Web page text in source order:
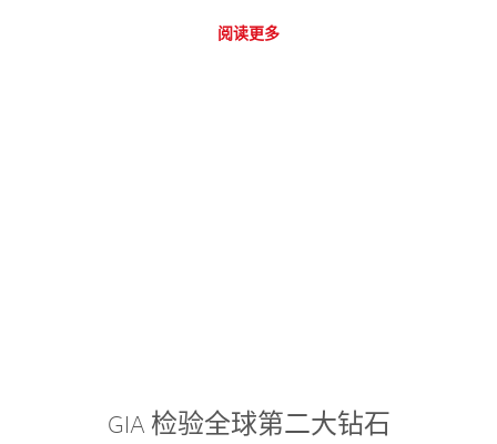
阅读更多
GIA 检验全球第二大钻石